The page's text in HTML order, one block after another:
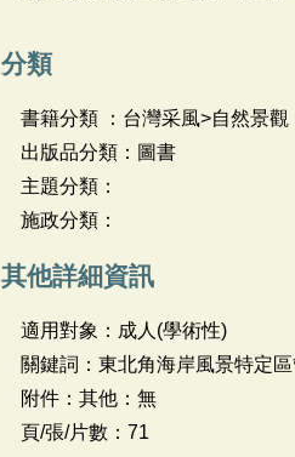
分類
書籍分類 ：台灣采風>自然景
出版品分類：圖書
主題分類：
施政分類：
其他詳細資訊
適用對象：成人(學術性)
關鍵詞：東北角海岸風景特定
附件：其他：無
頁/張/片數：71